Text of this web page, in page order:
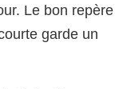
Le bon repère
garde un